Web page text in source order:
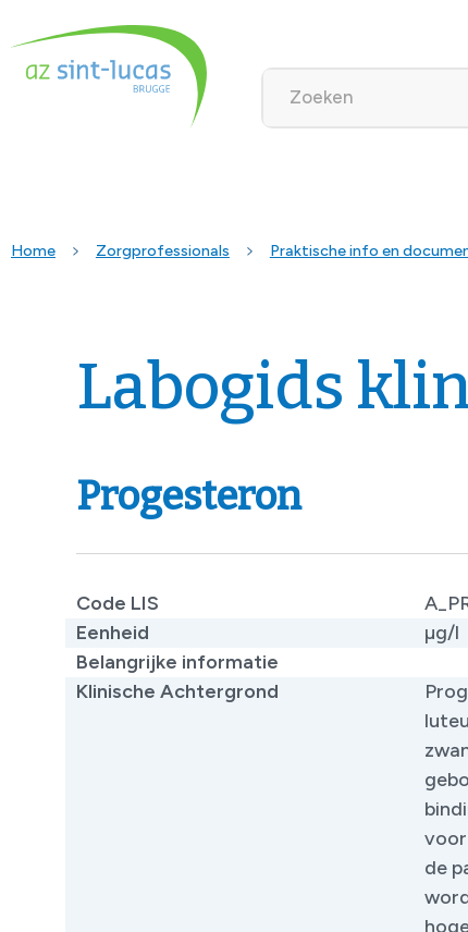
Home Zorgprofessionals Praktische info en
Labogids
Progesteron
Code LIS
Eenheid
µg/l
Belangrijke informatie
Klinische Achtergrond
de